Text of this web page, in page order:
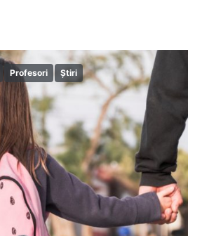
Profesori Știri